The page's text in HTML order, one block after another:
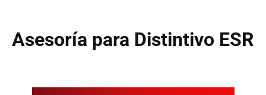
Asesoría para Distintivo ESR